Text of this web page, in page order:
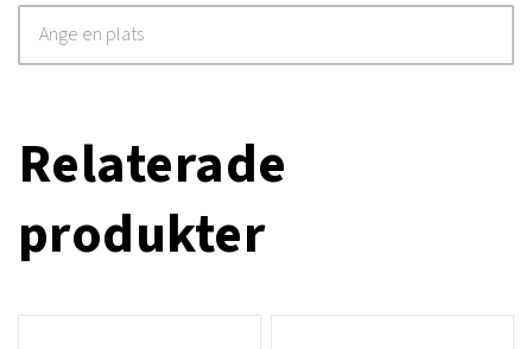
Relaterade
produkter